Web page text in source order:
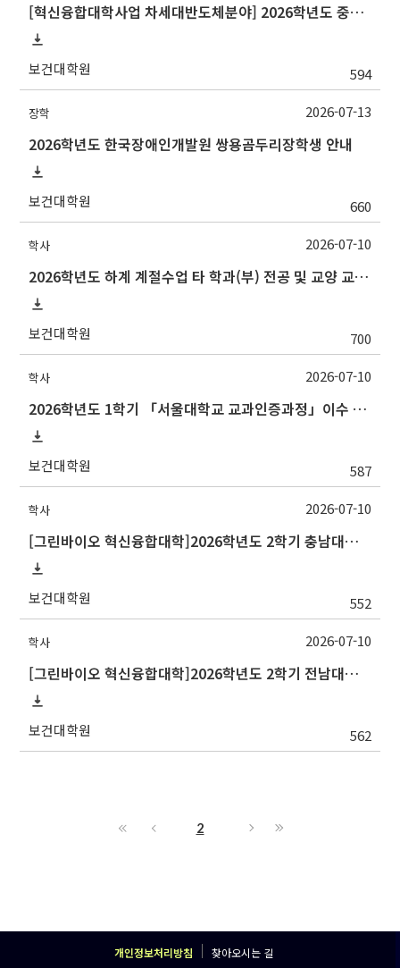
[혁신융합대학사업 차세대반도체분야] 2026학년도 중앙대학교 2학기 교류 수학 안내
보건대학원 594
장학
2026학년도 한국장애인개발원 쌍용곰두리장학생 안내
보건대학원 660
2026-07-13
학사
2026학년도 하계 계절수업 타 학과(부) 전공 및 교양 교과목 성적평가방법 선택제 신청 안내(~7/15 수)
보건대학원 700
2026-07-10
학사
2026학년도 1학기 「서울대학교 교과인증과정」이수 신청 안내
보건대학원 587
2026-07-10
학사
[그린바이오 혁신융합대학]2026학년도 2학기 충남대학교 교류 수학 안내
보건대학원 552
2026-07-10
학사
[그린바이오 혁신융합대학]2026학년도 2학기 전남대학교 교류 수학 안내
보건대학원 562
2026-07-10
2
개인정보처리방침 찾아오시는 길